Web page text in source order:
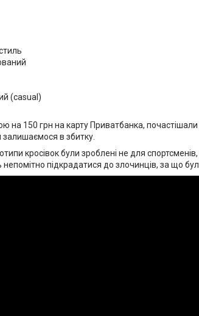
(casual)
на 150 грн на карту Приватбанка,
в збитку.
кросівок були зроблені не для спортсменів,
підкрадатися до злочинців, за що